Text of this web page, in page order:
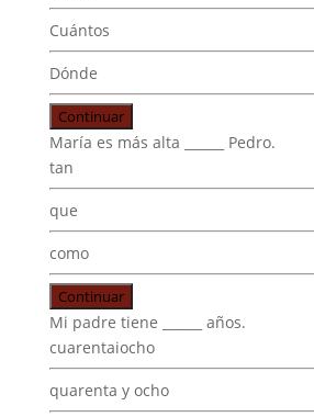
Cuántos
Dónde
Continuar
María es más alta ______ Pedro.
tan
que
como
Continuar
Mi padre tiene ______ años.
cuarentaiocho
quarenta y ocho